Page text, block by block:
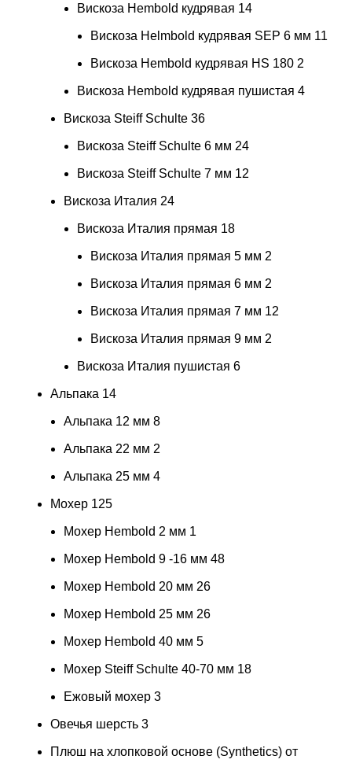
Вискоза Hembold кудрявая 14
Вискоза Helmbold кудрявая SEP 6 мм 11
Вискоза Hembold кудрявая HS 180 2
Вискоза Hembold кудрявая пушистая 4
Вискоза Steiff Schulte 36
Вискоза Steiff Schulte 6 мм 24
Вискоза Steiff Schulte 7 мм 12
Вискоза Италия 24
Вискоза Италия прямая 18
Вискоза Италия прямая 5 мм 2
Вискоза Италия прямая 6 мм 2
Вискоза Италия прямая 7 мм 12
Вискоза Италия прямая 9 мм 2
Вискоза Италия пушистая 6
Альпака 14
Альпака 12 мм 8
Альпака 22 мм 2
Альпака 25 мм 4
Мохер 125
Мохер Hembold 2 мм 1
Мохер Hembold 9 -16 мм 48
Мохер Hembold 20 мм 26
Мохер Hembold 25 мм 26
Мохер Hembold 40 мм 5
Мохер Steiff Schulte 40-70 мм 18
Ежовый мохер 3
Овечья шерсть 3
Плюш на хлопковой основе (Synthetics) от